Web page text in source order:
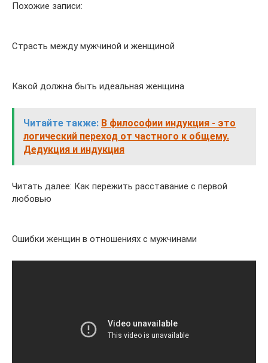
Похожие записи:
Страсть между мужчиной и женщиной
Какой должна быть идеальная женщина
Читайте также: В философии индукция - это
логический переход от частного к общему.
Дедукция и индукция
Читать далее: Как пережить расставание с первой
любовью
Ошибки женщин в отношениях с мужчинами